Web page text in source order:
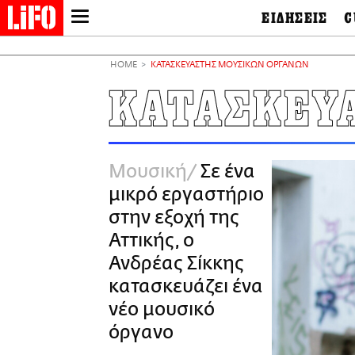
NEWSLETTER
ΜΙΚΡΟΠΡΑΓΜΑΤΑ
THE GOOD LIFO
LIFOLAND
ΑΜΠΑ
PRINT
ΕΙΔΗΣΕΙΣ
Διεθνή
Οικονομία
Πολιτισμός
TV & Media
Tech &
Science
European Lifo
&
HOME ΚΑΤΑΣΚΕΥΑΣΤΗΣ ΜΟΥΣΙΚΩΝ ΟΡΓΑΝΩΝ
Μουσική
Σε ένα
μικρό εργαστήριο
στην εξοχή της
Αττικής, ο
Ανδρέας Σίκκης
κατασκευάζει ένα
νέο μουσικό
όργανο